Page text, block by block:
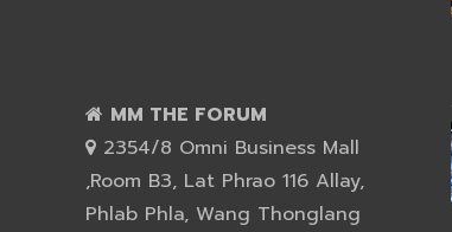
MM THE FORUM
2354/8 Omni Business Mall
,Room B3, Lat Phrao 116 Allay,
Phlab Phla, Wang Thonglang